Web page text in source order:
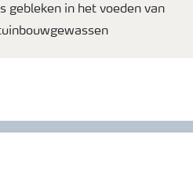
gebleken in het voeden van